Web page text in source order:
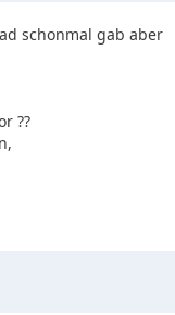
schonmal gab aber
??